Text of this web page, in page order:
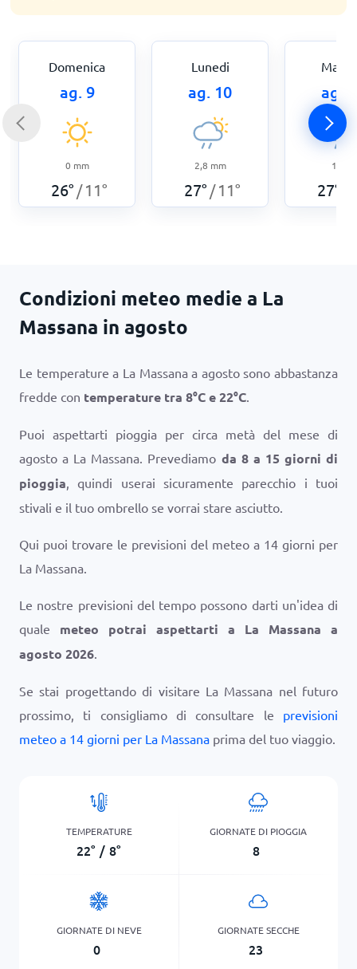
Domenica
ag. 9
0 mm
26° / 11°
Lunedi
ag. 10
2,8 mm
27° / 11°
ag.
1
27°
Condizioni meteo medie a La
Massana in agosto
Le temperature a La Massana a agosto sono abbastanza
fredde con temperature tra 8°Ce22°C.
Puoi aspettarti pioggia per circa metà del mese di
agosto a La Massana. Prevediamo da 8 a 15 giorni di
pioggia, quindi userai sicuramente parecchio i tuoi
stivali e il tuo ombrello se vorrai stare asciutto.
Qui puoi trovare le previsioni del meteo a 14 giorni per
La Massana.
Le nostre previsioni del tempo possono darti un'idea di
quale meteo potrai aspettarti a La Massana a
agosto 2026.
Se stai progettando di visitare La Massana nel futuro
prossimo, ti consigliamo di consultare le previsioni
meteo a 14 giorni per La Massana prima del tuo viaggio.
TEMPERATURE
22° / 8°
GIORNATE DI PIOGGIA
8
GIORNATE DI NEVE
0
GIORNATE SECCHE
23